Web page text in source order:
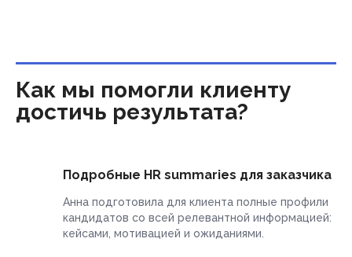
Как мы помогли клиенту
достичь результата?
Подробные HR summaries для заказчика
Анна подготовила для клиента полные профили
кандидатов со всей релевантной информацией:
кейсами, мотивацией и ожиданиями.